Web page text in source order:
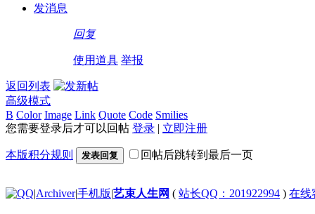
发消息
回复
使用道具 举报
返回列表
高级模式
B Color Image Link Quote Code Smilies
您需要登录后才可以回帖 登录 | 立即注册
本版积分规则 发表回复 回帖后跳转到最后一页
|Archiver|手机版|艺束人生网 ( 站长QQ：201922994 ) 在线